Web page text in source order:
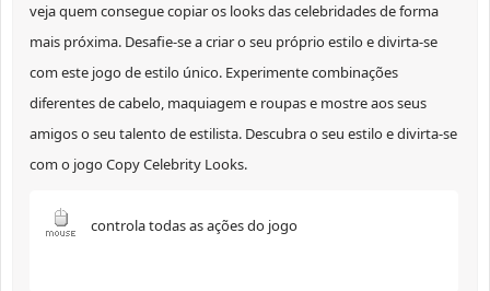
veja quem consegue copiar os looks das celebridades de forma
mais próxima. Desafie-se a criar o seu próprio estilo e divirta-se
com este jogo de estilo único. Experimente combinações
diferentes de cabelo, maquiagem e roupas e mostre aos seus
amigos o seu talento de estilista. Descubra o seu estilo e divirta-se
com o jogo Copy Celebrity Looks.
controla todas as ações do jogo